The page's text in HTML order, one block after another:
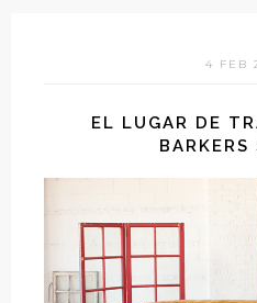
4 FEB
EL LUGAR DE
BARKERS